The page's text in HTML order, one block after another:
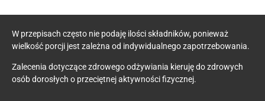
W przepisach często nie podaję ilości składników, ponieważ
wielkość porcji jest zależna od indywidualnego zapotrzebowania.
Zalecenia dotyczące zdrowego odżywiania kieruję do zdrowych
osób dorosłych o przeciętnej aktywności fizycznej.